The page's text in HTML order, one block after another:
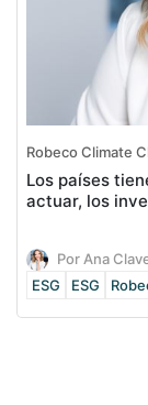
Robeco Climate
Los países
actuar, los
Por Ana
ESG
ESG